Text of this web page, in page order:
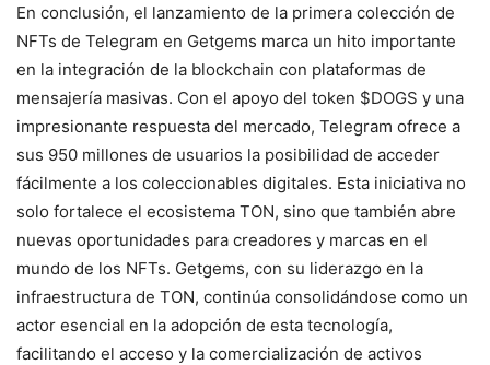
En conclusión, el lanzamiento de la primera colección de
NFTs de Telegram en Getgems marca un hito importante
en la integración de la blockchain con plataformas de
mensajería masivas. Con el apoyo del token $DOGS y una
impresionante respuesta del mercado, Telegram ofrece a
sus 950 millones de usuarios la posibilidad de acceder
fácilmente a los coleccionables digitales. Esta iniciativa no
solo fortalece el ecosistema TON, sino que también abre
nuevas oportunidades para creadores y marcas en el
mundo de los NFTs. Getgems, con su liderazgo en la
infraestructura de TON, continúa consolidándose como un
actor esencial en la adopción de esta tecnología,
facilitando el acceso y la comercialización de activos